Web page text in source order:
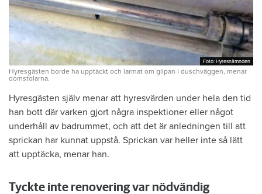
Foto: Hyresnämnden
Foto: Hyresnämnden
Hyresgästen borde ha upptäckt och larmat om glipan i duschväggen, menar
domstolarna.
Hyresgästen själv menar att hyresvärden under hela den tid
han bott där varken gjort några inspektioner eller något
underhåll av badrummet, och att det är anledningen till att
sprickan har kunnat uppstå. Sprickan var heller inte så lätt
att upptäcka, menar han.
Tyckte inte renovering var nödvändig